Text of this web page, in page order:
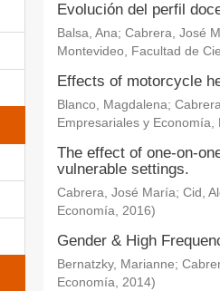
Evolución del perfil
Balsa, Ana; Cabrera, José
Montevideo, Facultad de
Effects of motorcycle
Blanco, Magdalena;
Empresariales y
The effect of one-on-
vulnerable settings.
Cabrera, José María; Cid,
Economía, 2016)
Gender & High
Bernatzky, Marianne;
Economía, 2014)